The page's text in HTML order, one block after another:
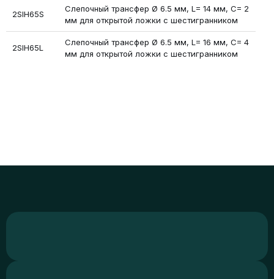
2SIH65S
Слепочный трансфер Ø 6.5 мм, L= 14 мм, C= 2
мм для открытой ложки с шестигранником
2SIH65L
Слепочный трансфер Ø 6.5 мм, L= 16 мм, C= 4
мм для открытой ложки с шестигранником